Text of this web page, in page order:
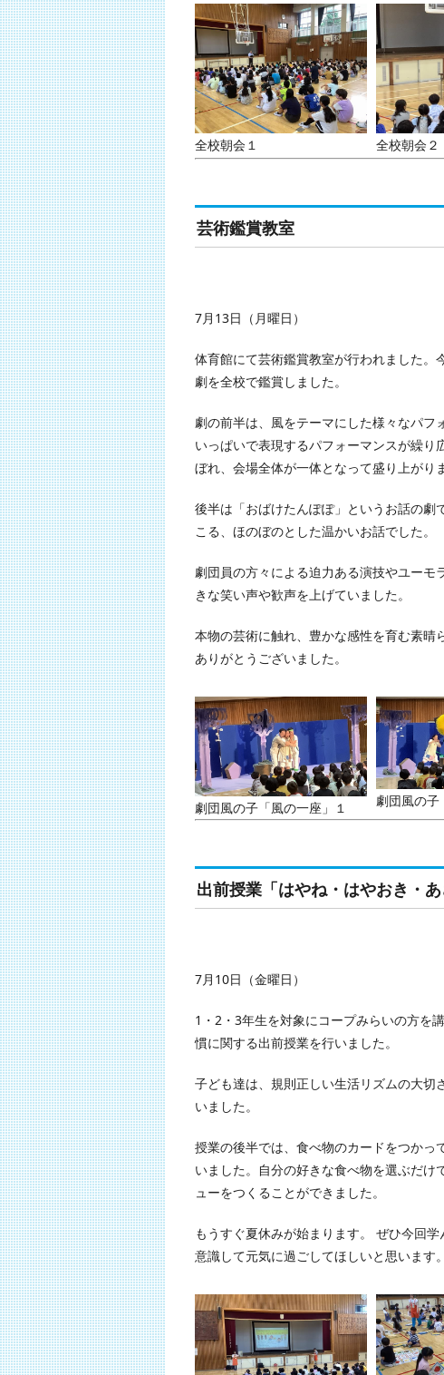
全校朝会１ 全校朝会２
芸術鑑賞教室
7月13日（月曜日）
体育館にて芸術鑑賞教室が行われました。
劇を全校で鑑賞しました。
劇の前半は、風をテーマにした様々なパ
いっぱいで表現するパフォーマンスが繰り
ぼれ、会場全体が一体となって盛り上がり
後半は「おばけたんぽぽ」というお話の
こる、ほのぼのとした温かいお話でした。
劇団員の方々による迫力ある演技やユー
きな笑い声や歓声を上げていました。
本物の芸術に触れ、豊かな感性を育む素
ありがとうございました。
劇団風の子「風の一座」１ 劇団風の子
出前授業「はやね・はやおき・あ
7月10日（金曜日）
1・2・3年生を対象にコープみらいの方を
慣に関する出前授業を行いました。
子ども達は、規則正しい生活リズムの大
いました。
授業の後半では、食べ物のカードをつか
いました。自分の好きな食べ物を選ぶだ
ューをつくることができました。
もうすぐ夏休みが始まります。 ぜひ今回
意識して元気に過ごしてほしいと思います。